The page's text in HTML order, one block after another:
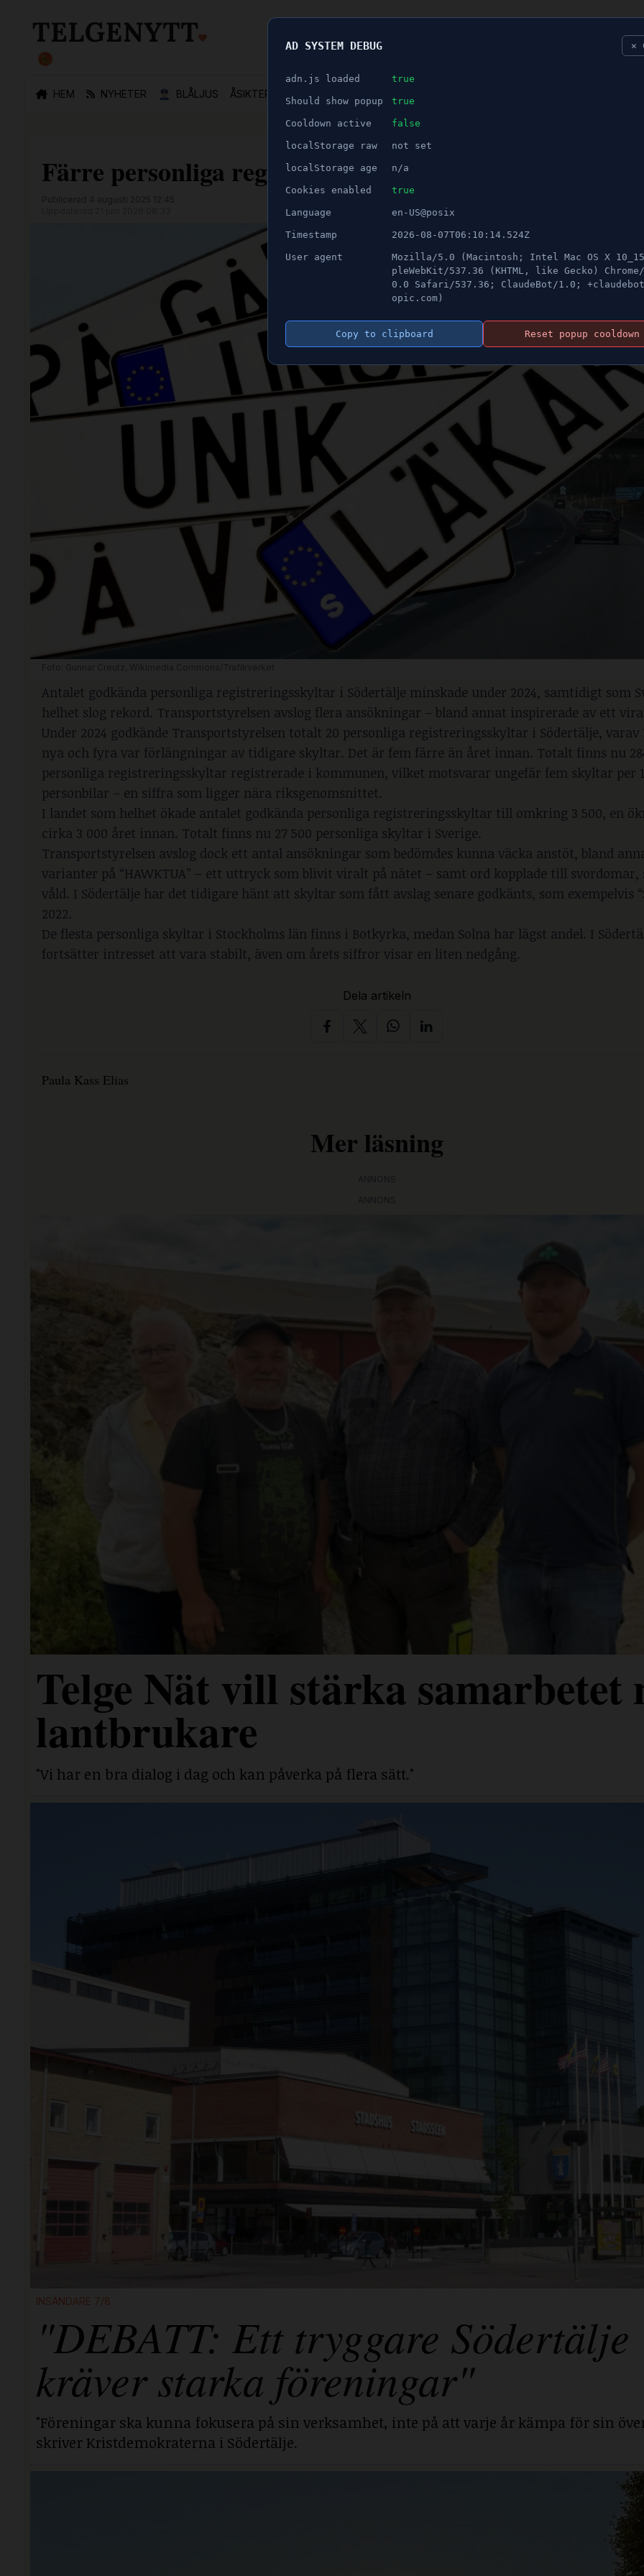
HEM NYHETER 👮🏻‍♂️ BLÅLJUS ÅSIKTER SPORT NÖJE
ANNONS
Färre personliga registreringsskyltar i Södertälje
Antalet godkända personliga registreringsskyltar i Södertälje minskade under 2024, samtidigt som
helhet slog rekord. Transportstyrelsen avslog flera ansökningar – bland annat inspirerade av ett
Under 2024 godkände Transportstyrelsen totalt 20 personliga registreringsskyltar i Södertälje, varav
nya och fyra var förlängningar av tidigare skyltar. Det är fem färre än året innan. Totalt finns nu
personliga registreringsskyltar registrerade i kommunen, vilket motsvarar ungefär fem skyltar per
personbilar – en siffra som ligger nära riksgenomsnittet.
I landet som helhet ökade antalet godkända personliga registreringsskyltar till omkring 3 500, en
cirka 3 000 året innan. Totalt finns nu 27 500 personliga skyltar i Sverige.
Transportstyrelsen avslog dock ett antal ansökningar som bedömdes kunna väcka anstöt, bland
varianter på “HAWKTUA” – ett uttryck som blivit viralt på nätet – samt ord kopplade till svordomar,
våld. I Södertälje har det tidigare hänt att skyltar som fått avslag senare godkänts, som exempelvis
2022.
De flesta personliga skyltar i Stockholms län finns i Botkyrka, medan Solna har lägst andel. I
fortsätter intresset att vara stabilt, även om årets siffror visar en liten nedgång.
Dela artikeln
Paula Kass Elias
Mer läsning
Telge Nät vill stärka samarbetet
lantbrukare
"Vi har en bra dialog i dag och kan påverka på flera sätt."
INSÄNDARE 7/8
"DEBATT: Ett tryggare Södertälje
kräver starka föreningar"
"Föreningar ska kunna fokusera på sin verksamhet, inte på att varje år kämpa för sin
skriver Kristdemokraterna i Södertälje.
AD SYSTEM DEBUG ✕
adn.js loaded true
Should show popup true
Cooldown active false
localStorage raw not set
localStorage age n/a
Cookies enabled true
Language en-US@posix
Timestamp 2026-08-07T06:10:14.524Z
User agent
Mozilla/5.0 (Macintosh; Intel Mac OS X
pleWebKit/537.36 (KHTML, like Gecko)
0.0 Safari/537.36; ClaudeBot/1.0;
opic.com)
Copy to clipboard Reset popup cooldown